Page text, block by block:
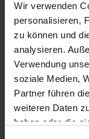
Wir verwenden
personalisieren,
zu können und
analysieren.
Verwendung
soziale Medien,
Partner führen
weiteren Daten
haben oder die